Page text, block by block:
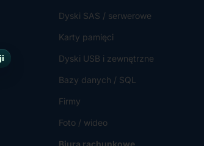
Dyski SAS / serwerowe
Karty pamięci
Dyski USB i zewnętrzne
Bazy danych / SQL
Firmy
Foto / wideo
Biura rachunkowe